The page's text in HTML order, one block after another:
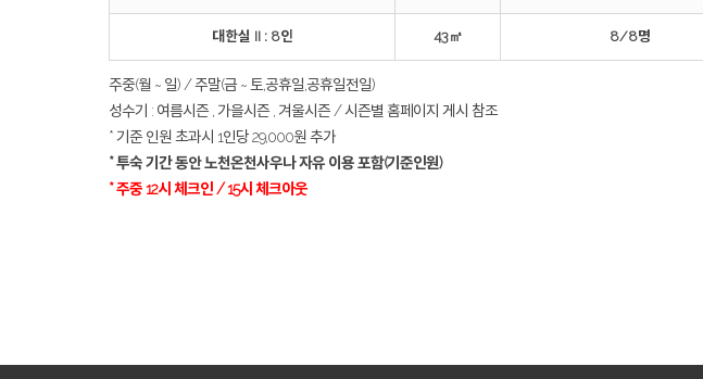
대한실 II : 8인 43㎡ 8/8명
주중(월 ~ 일) / 주말(금 ~ 토,공휴일,공휴일전일)
성수기 : 여름시즌 , 가을시즌 , 겨울시즌 / 시즌별 홈페이지 게시 참조
* 기준 인원 초과시 1인당 29,000원 추가
* 투숙 기간 동안 노천온천사우나 자유 이용 포함(기준인원)
* 주중 12시 체크인 / 15시 체크아웃